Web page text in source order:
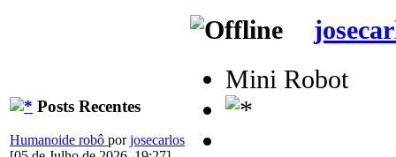
Posts Recentes
Humanoide robô porjosecarlos
Mini Robot